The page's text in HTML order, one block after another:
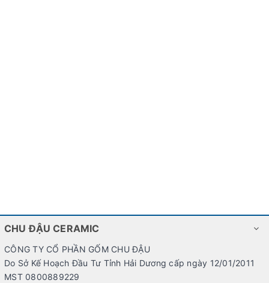
CHU ĐẬU CERAMIC
CÔNG TY CỔ PHẦN GỐM CHU ĐẬU
Do Sở Kế Hoạch Đầu Tư Tỉnh Hải Dương cấp ngày 12/01/2011
MST 0800889229